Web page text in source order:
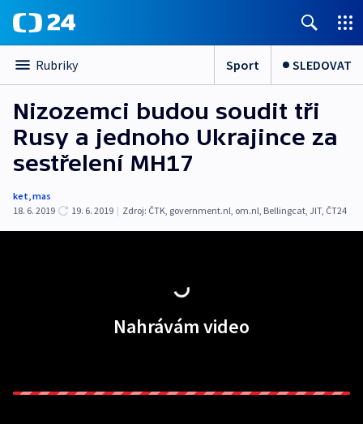
Rubriky Sport SLEDOVAT
Nizozemci budou soudit tři
Rusy a jednoho Ukrajince za
sestřelení MH17
ket,mas
18. 6. 2019
19. 6. 2019 | Zdroj: ČTK, government.nl, om.nl, Bellingcat, JIT, ČT24
Nahrávám video